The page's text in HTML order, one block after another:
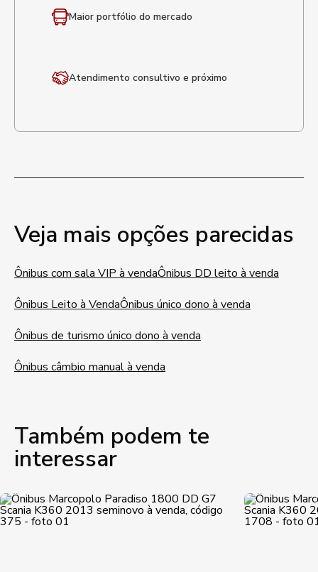
Maior portfólio do mercado
Atendimento consultivo e próximo
Veja mais opções parecidas
Ônibus com sala VIP à vendaÔnibus DD leito à venda
Ônibus Leito à VendaÔnibus único dono à venda
Ônibus de turismo único dono à venda
Ônibus câmbio manual à venda
Também podem te
interessar